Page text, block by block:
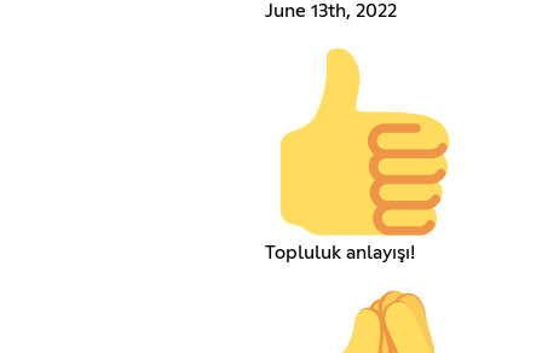
June 13th, 2022
Topluluk anlayışı!